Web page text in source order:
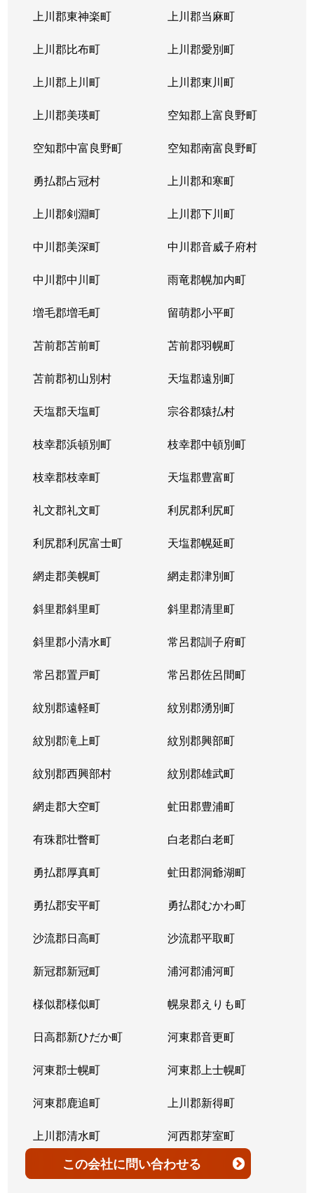
上川郡東神楽町 上川郡当麻町
上川郡比布町 上川郡愛別町
上川郡上川町 上川郡東川町
上川郡美瑛町 空知郡上富良野町
空知郡中富良野町 空知郡南富良野町
勇払郡占冠村 上川郡和寒町
上川郡剣淵町 上川郡下川町
中川郡美深町 中川郡音威子府村
中川郡中川町 雨竜郡幌加内町
増毛郡増毛町 留萌郡小平町
苫前郡苫前町 苫前郡羽幌町
苫前郡初山別村 天塩郡遠別町
天塩郡天塩町 宗谷郡猿払村
枝幸郡浜頓別町 枝幸郡中頓別町
枝幸郡枝幸町 天塩郡豊富町
礼文郡礼文町 利尻郡利尻町
利尻郡利尻富士町 天塩郡幌延町
網走郡美幌町 網走郡津別町
斜里郡斜里町 斜里郡清里町
斜里郡小清水町 常呂郡訓子府町
常呂郡置戸町 常呂郡佐呂間町
紋別郡遠軽町 紋別郡湧別町
紋別郡滝上町 紋別郡興部町
紋別郡西興部村 紋別郡雄武町
網走郡大空町 虻田郡豊浦町
有珠郡壮瞥町 白老郡白老町
勇払郡厚真町 虻田郡洞爺湖町
勇払郡安平町 勇払郡むかわ町
沙流郡日高町 沙流郡平取町
新冠郡新冠町 浦河郡浦河町
様似郡様似町 幌泉郡えりも町
日高郡新ひだか町 河東郡音更町
河東郡士幌町 河東郡上士幌町
河東郡鹿追町 上川郡新得町
上川郡清水町 河西郡芽室町
河西郡中札内村 河西郡更別村
この会社に問い合わせる